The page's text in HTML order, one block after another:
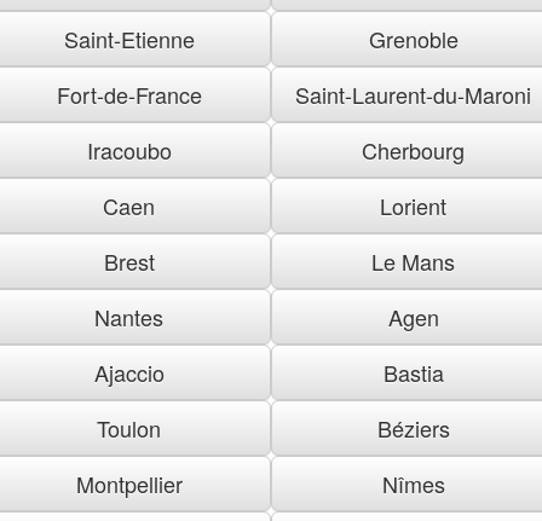
Saint-Etienne
Grenoble
Fort-de-France
Saint-Laurent-du-Maroni
Iracoubo
Cherbourg
Caen
Lorient
Brest
Le Mans
Nantes
Agen
Ajaccio
Bastia
Toulon
Béziers
Montpellier
Nîmes